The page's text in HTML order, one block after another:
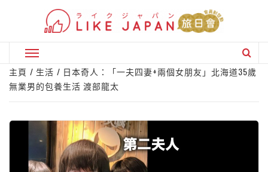
Primary
Menu
主頁 生活
日本奇人：「一夫四妻+兩個女朋友」北海道35歲
無業男的包養生活 渡部龍太